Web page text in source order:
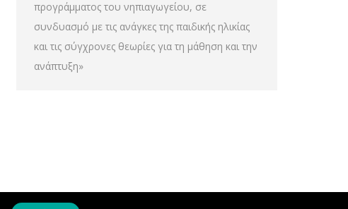
προγράμματος του νηπιαγωγείου, σε
συνδυασμό με τις ανάγκες της παιδικής ηλικίας
και τις σύγχρονες θεωρίες για τη μάθηση και την
ανάπτυξη»